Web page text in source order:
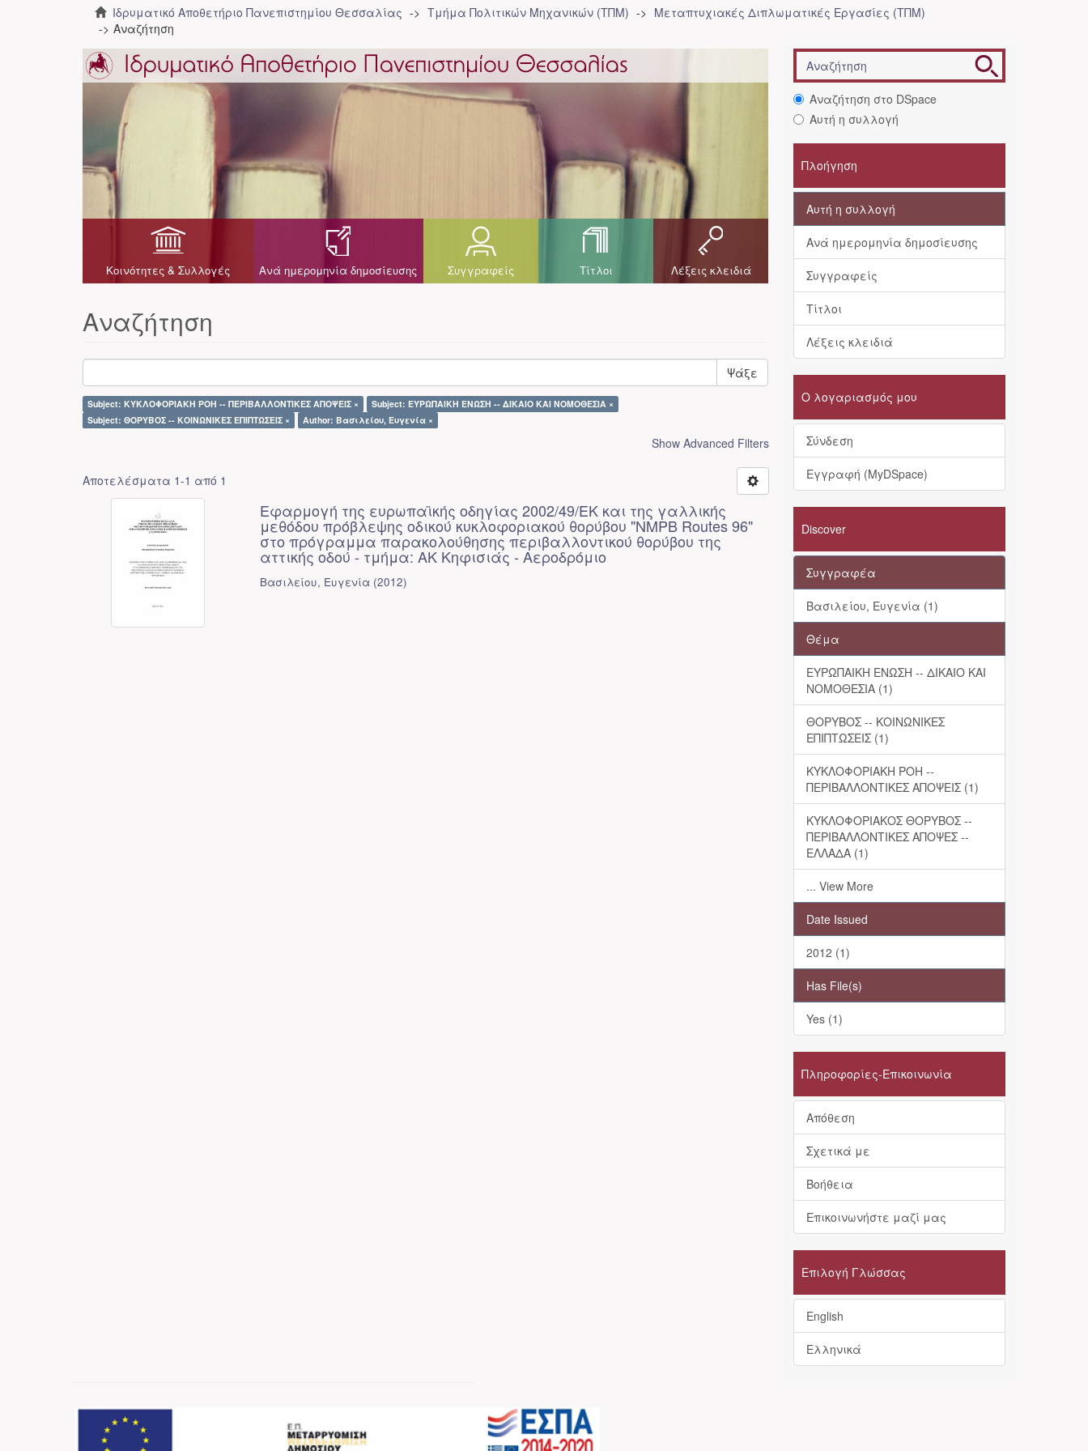
Ιδρυματικό Αποθετήριο Πανεπιστημίου Θεσσαλίας Τμήμα Πολιτικών Μηχανικών (ΤΠΜ)
Μεταπτυχιακές Διπλωματικές Εργασίες (ΤΠΜ)
Αναζήτηση
Κοινότητες & Συλλογές Ανά ημερομηνία δημοσίευσης Συγγραφείς Τίτλοι Λέξεις κλειδιά
Αναζήτηση
Ψάξε
Subject: ΚΥΚΛΟΦΟΡΙΑΚΗ ΡΟΗ -- ΠΕΡΙΒΑΛΛΟΝΤΙΚΕΣ ΑΠΟΨΕΙΣ ×
Subject: ΕΥΡΩΠΑΙΚΗ ΕΝΩΣΗ -- ΔΙΚΑΙΟ ΚΑΙ ΝΟΜΟΘΕΣΙΑ ×
Subject: ΘΟΡΥΒΟΣ -- ΚΟΙΝΩΝΙΚΕΣ ΕΠΙΠΤΩΣΕΙΣ ×
Author: Βασιλείου, Ευγενία ×
Show Advanced Filters
Αποτελέσματα 1-1 από 1
Εφαρμογή της ευρωπαϊκής οδηγίας 2002/49/ΕΚ και της γαλλικής
μεθόδου πρόβλεψης οδικού κυκλοφοριακού θορύβου "NMPB Routes 96"
στο πρόγραμμα παρακολούθησης περιβαλλοντικού θορύβου της
αττικής οδού - τμήμα: ΑΚ Κηφισιάς - Αεροδρόμιο
Βασιλείου, Ευγενία (2012)
Αναζήτηση στο DSpace
Αυτή η συλλογή
Πλοήγηση
Αυτή η συλλογή
Ανά ημερομηνία δημοσίευσης
Συγγραφείς
Τίτλοι
Λέξεις κλειδιά
Ο λογαριασμός μου
Σύνδεση
Εγγραφή (MyDSpace)
Discover
Συγγραφέα
Βασιλείου, Ευγενία (1)
Θέμα
ΕΥΡΩΠΑΙΚΗ ΕΝΩΣΗ -- ΔΙΚΑΙΟ ΚΑΙ
ΝΟΜΟΘΕΣΙΑ (1)
ΘΟΡΥΒΟΣ -- ΚΟΙΝΩΝΙΚΕΣ
ΕΠΙΠΤΩΣΕΙΣ (1)
ΚΥΚΛΟΦΟΡΙΑΚΗ ΡΟΗ --
ΠΕΡΙΒΑΛΛΟΝΤΙΚΕΣ ΑΠΟΨΕΙΣ (1)
ΚΥΚΛΟΦΟΡΙΑΚΟΣ ΘΟΡΥΒΟΣ --
ΠΕΡΙΒΑΛΛΟΝΤΙΚΕΣ ΑΠΟΨΕΣ --
ΕΛΛΑΔΑ (1)
... View More
Date Issued
2012 (1)
Has File(s)
Yes (1)
Πληροφορίες-Επικοινωνία
Απόθεση
Σχετικά με
Βοήθεια
Επικοινωνήστε μαζί μας
Επιλογή Γλώσσας
English
Ελληνικά